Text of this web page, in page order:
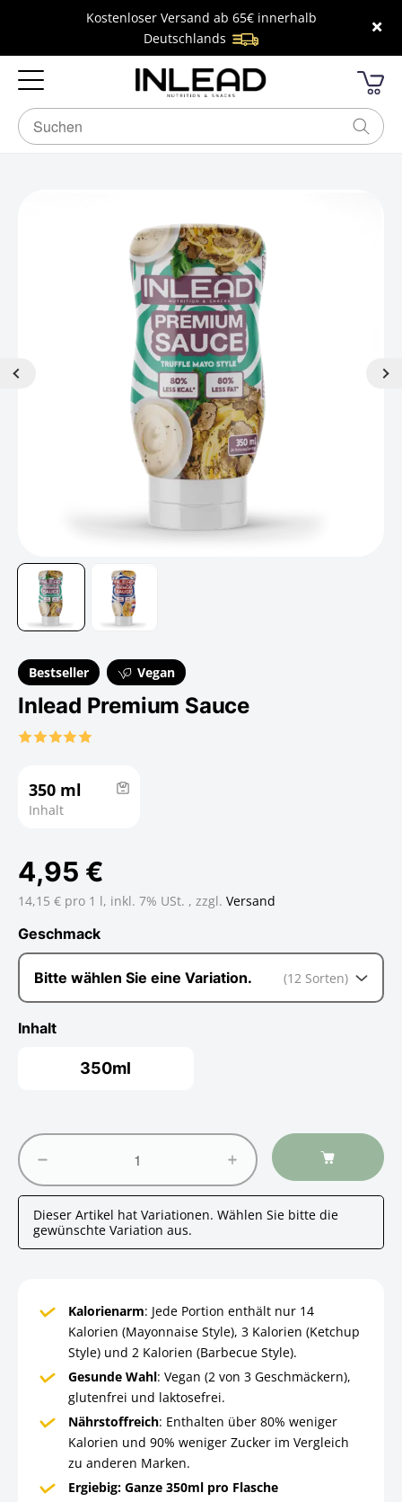
Kostenloser Versand ab 65€ innerhalb
Deutschlands
×
Bestseller Vegan
Inlead Premium Sauce
350 ml
Inhalt
4,95 €
14,15 € pro 1 l, inkl. 7% USt. , zzgl. Versand
Geschmack
(12 Sorten)
Geschmack
Bitte wählen Sie eine Variation.
Inhalt
350ml
Dieser Artikel hat Variationen. Wählen Sie bitte die
gewünschte Variation aus.
Kalorienarm: Jede Portion enthält nur 14
Kalorien (Mayonnaise Style), 3 Kalorien (Ketchup
Style) und 2 Kalorien (Barbecue Style).
Gesunde Wahl: Vegan (2 von 3 Geschmäckern),
glutenfrei und laktosefrei.
Nährstoffreich: Enthalten über 80% weniger
Kalorien und 90% weniger Zucker im Vergleich
zu anderen Marken.
Ergiebig: Ganze 350ml pro Flasche